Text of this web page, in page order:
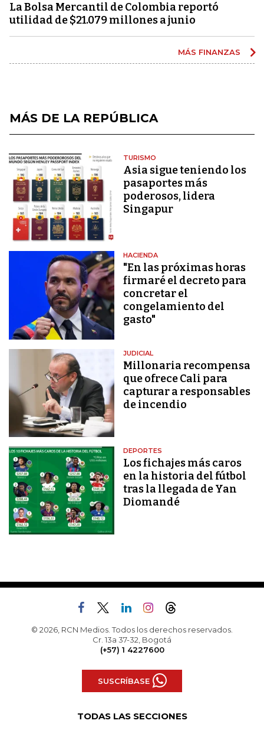
La Bolsa Mercantil de Colombia reportó
utilidad de $21.079 millones a junio
MÁS FINANZAS
MÁS DE LA REPÚBLICA
TURISMO
Asia sigue teniendo los
pasaportes más
poderosos, lidera
Singapur
HACIENDA
"En las próximas horas
firmaré el decreto para
concretar el
congelamiento del
gasto"
JUDICIAL
Millonaria recompensa
que ofrece Cali para
capturar a responsables
de incendio
DEPORTES
Los fichajes más caros
en la historia del fútbol
tras la llegada de Yan
Diomandé
© 2026, RCN Medios. Todos los derechos reservados.
Cr. 13a 37-32, Bogotá
(+57) 1 4227600
SUSCRÍBASE
TODAS LAS SECCIONES